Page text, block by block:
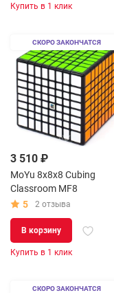
Купить в 1 клик
СКОРО ЗАКОНЧАТСЯ
3 510 ₽
MoYu 8x8x8 Cubing
Classroom MF8
5
2 отзыва
В корзину
Купить в 1 клик
СКОРО ЗАКОНЧАТСЯ